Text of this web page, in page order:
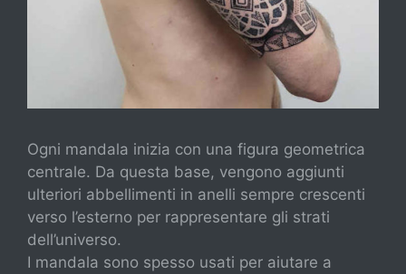
Ogni mandala inizia con una figura geometrica
centrale. Da questa base, vengono aggiunti
ulteriori abbellimenti in anelli sempre crescenti
verso l’esterno per rappresentare gli strati
dell’universo.
I mandala sono spesso usati per aiutare a